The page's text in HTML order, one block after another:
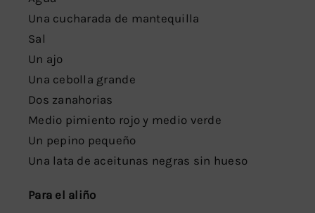
Una cucharada de mantequilla
Sal
Un ajo
Una cebolla grande
Dos zanahorias
Medio pimiento rojo y medio verde
Un pepino pequeño
Una lata de aceitunas negras sin hueso
Para el aliño